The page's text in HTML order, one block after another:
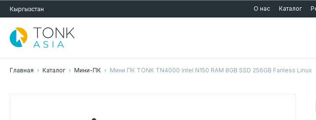
Кыргызстан О нас Каталог
Главная Каталог Мини-ПК Мини ПК TONK TN4000 Intel N150 RAM 8GB SSD 256GB Fanless Linux